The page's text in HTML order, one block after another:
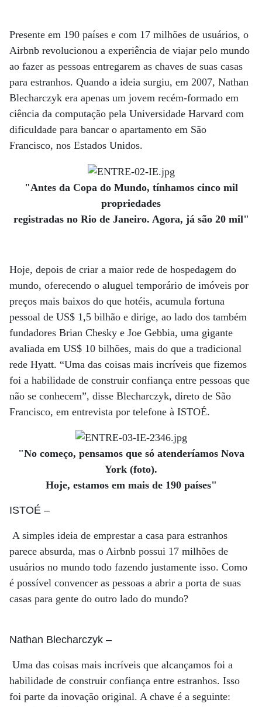
Presente em 190 países e com 17 milhões de usuários, o
Airbnb revolucionou a experiência de viajar pelo mundo
ao fazer as pessoas entregarem as chaves de suas casas
para estranhos. Quando a ideia surgiu, em 2007, Nathan
Blecharczyk era apenas um jovem recém-formado em
ciência da computação pela Universidade Harvard com
dificuldade para bancar o apartamento em São
Francisco, nos Estados Unidos.
"Antes da Copa do Mundo, tínhamos cinco mil
propriedades
registradas no Rio de Janeiro. Agora, já são 20 mil"
Hoje, depois de criar a maior rede de hospedagem do
mundo, oferecendo o aluguel temporário de imóveis por
preços mais baixos do que hotéis, acumula fortuna
pessoal de US$ 1,5 bilhão e dirige, ao lado dos também
fundadores Brian Chesky e Joe Geb­bia, uma gigante
avaliada em US$ 10 bilhões, mais do que a tradicional
rede Hyatt. “Uma das coisas mais incríveis que fizemos
foi a habilidade de construir confiança entre pessoas que
não se conhecem”, disse Blecharczyk, direto de São
Francisco, em entrevista por telefone à ISTOÉ.
"No começo, pensamos que só atenderíamos Nova
York (foto).
Hoje, estamos em mais de 190 países"
ISTOÉ –
A simples ideia de emprestar a casa para estranhos
parece absurda, mas o Airbnb possui 17 milhões de
usuários no mundo todo fazendo justamente isso. Como
é possível convencer as pessoas a abrir a porta de suas
casas para gente do outro lado do mundo?
Nathan Blecharczyk –
Uma das coisas mais incríveis que alcançamos foi a
habilidade de construir confiança entre estranhos. Isso
foi parte da inovação original. A chave é a seguinte: